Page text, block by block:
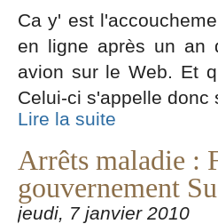
Ca y' est
en ligne après un an
avion sur le Web. Et
Celui-ci s'appelle donc
Lire la suite
Arrêts maladie :
gouvernement
jeudi, 7 janvier 2010